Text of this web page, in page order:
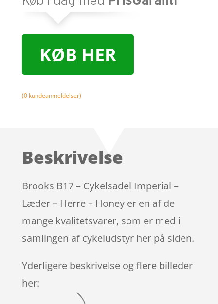
KØB HER
(0kundeanmeldelser)
Beskrivelse
Brooks B17 – Cykelsadel Imperial –
Læder – Herre – Honey er en af de
mange kvalitetsvarer, som er med i
samlingen af cykeludstyr her på siden.
Yderligere beskrivelse og flere billeder
her: